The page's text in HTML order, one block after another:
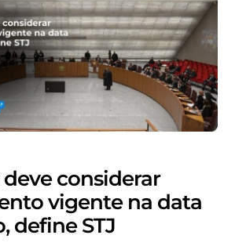
deve considerar
vigente na data
define STJ